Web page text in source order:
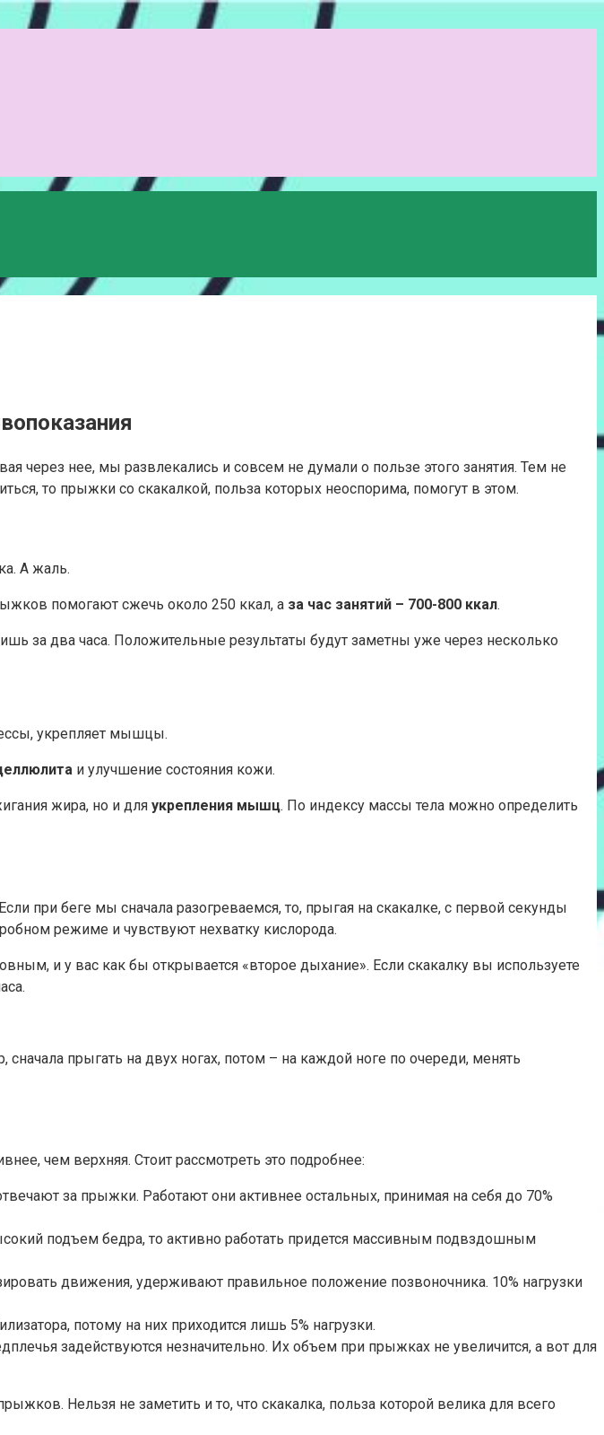
через нее, мы развлекались и совсем не думали о пользе этого занятия. Тем не
то прыжки со скакалкой, польза которых неоспорима, помогут в этом.
А жаль.
помогают сжечь около 250 ккал, а за час занятий – 700-800 ккал.
за два часа. Положительные результаты будут заметны уже через несколько
укрепляет мышцы.
и улучшение состояния кожи.
жира, но и для укрепления мышц. По индексу массы тела можно определить
при беге мы сначала разогреваемся, то, прыгая на скакалке, с первой секунды
режиме и чувствуют нехватку кислорода.
и у вас как бы открывается «второе дыхание». Если скакалку вы используете
прыгать на двух ногах, потом – на каждой ноге по очереди, менять
чем верхняя. Стоит рассмотреть это подробнее:
за прыжки. Работают они активнее остальных, принимая на себя до 70%
подъем бедра, то активно работать придется массивным подвздошным
движения, удерживают правильное положение позвоночника. 10% нагрузки
потому на них приходится лишь 5% нагрузки.
задействуются незначительно. Их объем при прыжках не увеличится, а вот для
Нельзя не заметить и то, что скакалка, польза которой велика для всего